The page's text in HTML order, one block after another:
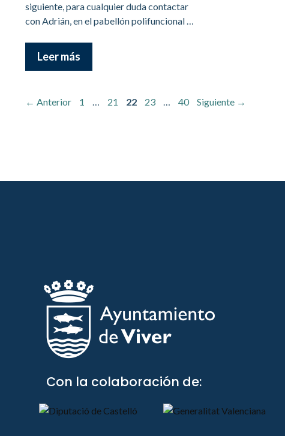
siguiente, para cualquier duda contactar
con Adrián, en el pabellón polifuncional …
Leer más
← Anterior Página
1 … Página
21 Página
22 Página
23 … Página
40 Siguiente →
Con la colaboración de: